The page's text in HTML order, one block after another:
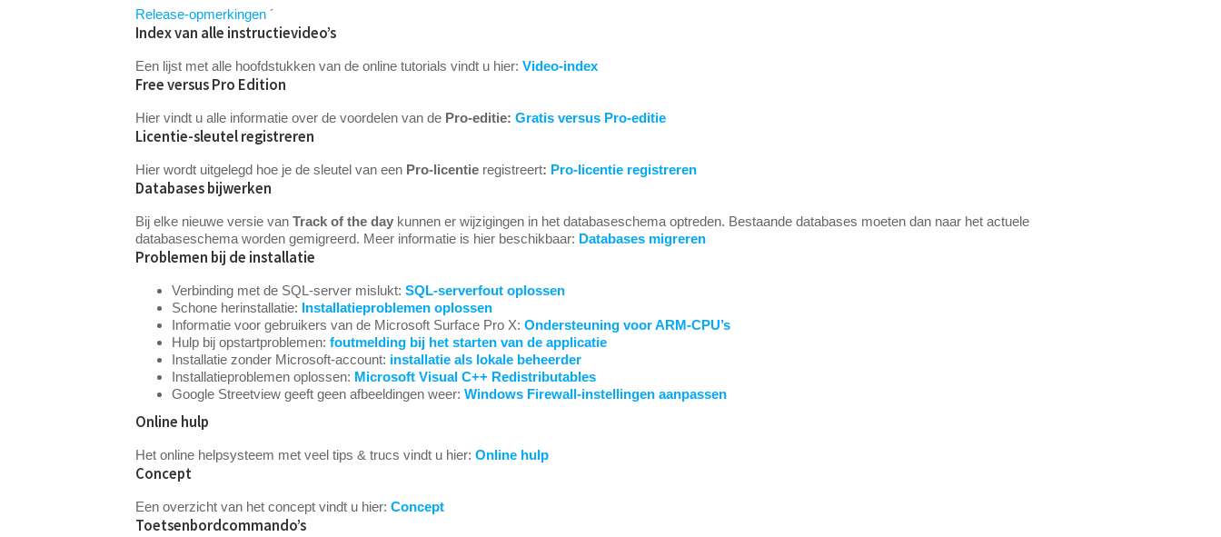
Release-opmerkingen ´
Index van alle instructievideo’s
Een lijst met alle hoofdstukken van de online tutorials vindt u hier:Video-index
Free versus Pro Edition
Hier vindt u alle informatie over de voordelen van de Pro-editie:Gratis versus Pro-editie
Licentie-sleutel registreren
Hier wordt uitgelegd hoe je de sleutel van een Pro-licentie registreert: Pro-licentie registreren
Databases bijwerken
Bij elke nieuwe versie vanTrack of the day kunnen er wijzigingen in het databaseschema optreden. Bestaande databases moeten dan naar het actuele
databaseschema worden gemigreerd. Meer informatie is hier beschikbaar: Databases migreren
Problemen bij de installatie
Verbinding met de SQL-server mislukt:SQL-serverfout oplossen
Schone herinstallatie: Installatieproblemen oplossen
Informatie voor gebruikers van de Microsoft Surface Pro X:Ondersteuning voor ARM-CPU’s
Hulp bij opstartproblemen:foutmelding bij het starten van de applicatie
Installatie zonder Microsoft-account: installatie als lokale beheerder
Installatieproblemen oplossen: Microsoft Visual C++ Redistributables
Google Streetview geeft geen afbeeldingen weer:Windows Firewall-instellingen aanpassen
Online hulp
Het online helpsysteem met veel tips & trucs vindt u hier:Online hulp
Concept
Een overzicht van het concept vindt u hier:Concept
Toetsenbordcommando’s